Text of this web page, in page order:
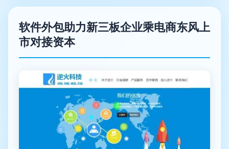
软件外包助力新三板企业乘电商东风上
市对接资本